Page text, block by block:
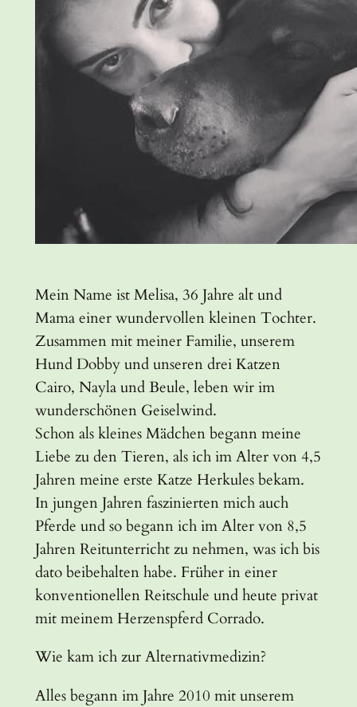
Mein Name ist Melisa, 36 Jahre alt und
Mama einer wundervollen kleinen Tochter.
Zusammen mit meiner Familie, unserem
Hund Dobby und unseren drei Katzen
Cairo, Nayla und Beule, leben wir im
wunderschönen Geiselwind.
Schon als kleines Mädchen begann meine
Liebe zu den Tieren, als ich im Alter von 4,5
Jahren meine erste Katze Herkules bekam.
In jungen Jahren faszinierten mich auch
Pferde und so begann ich im Alter von 8,5
Jahren Reitunterricht zu nehmen, was ich bis
dato beibehalten habe. Früher in einer
konventionellen Reitschule und heute privat
mit meinem Herzenspferd Corrado.
Wie kam ich zur Alternativmedizin?
Alles begann im Jahre 2010 mit unserem